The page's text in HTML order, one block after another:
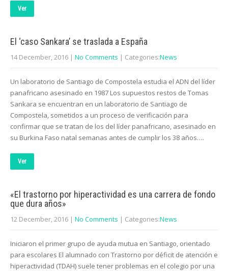
Ver
El ‘caso Sankara’ se traslada a España
14 December, 2016 | No Comments | Categories:News
Un laboratorio de Santiago de Compostela estudia el ADN del líder
panafricano asesinado en 1987 Los supuestos restos de Tomas
Sankara se encuentran en un laboratorio de Santiago de
Compostela, sometidos a un proceso de verificación para
confirmar que se tratan de los del líder panafricano, asesinado en
su Burkina Faso natal semanas antes de cumplir los 38 años….
Ver
«El trastorno por hiperactividad es una carrera de fondo
que dura años»
12 December, 2016 | No Comments | Categories:News
Iniciaron el primer grupo de ayuda mutua en Santiago, orientado
para escolares El alumnado con Trastorno por déficit de atención e
hiperactividad (TDAH) suele tener problemas en el colegio por una